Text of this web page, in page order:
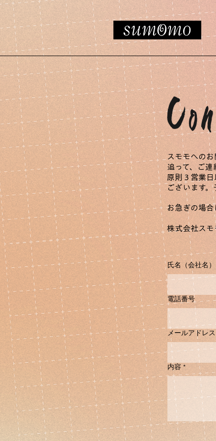
スモモへの
追って、ご連
原則３営業
ございます。
お急ぎの場合
株式会社ス
氏名（会社名）
電話番号
メールアドレス
内容 *